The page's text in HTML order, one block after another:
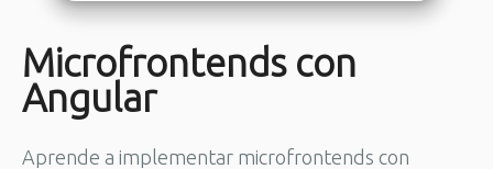
Microfrontends con
Angular
Aprende a implementar microfrontends con